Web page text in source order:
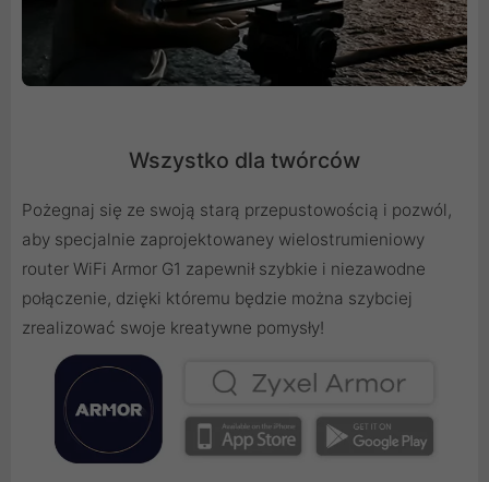
Wszystko dla twórców
Pożegnaj się ze swoją starą przepustowością i pozwól,
aby specjalnie zaprojektowaney wielostrumieniowy
router WiFi Armor G1 zapewnił szybkie i niezawodne
połączenie, dzięki któremu będzie można szybciej
zrealizować swoje kreatywne pomysły!